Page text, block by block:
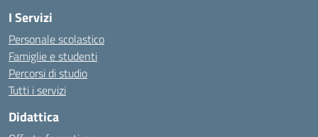
I Servizi
Personale scolastico
Famiglie e studenti
Percorsi di studio
Tutti i servizi
Didattica